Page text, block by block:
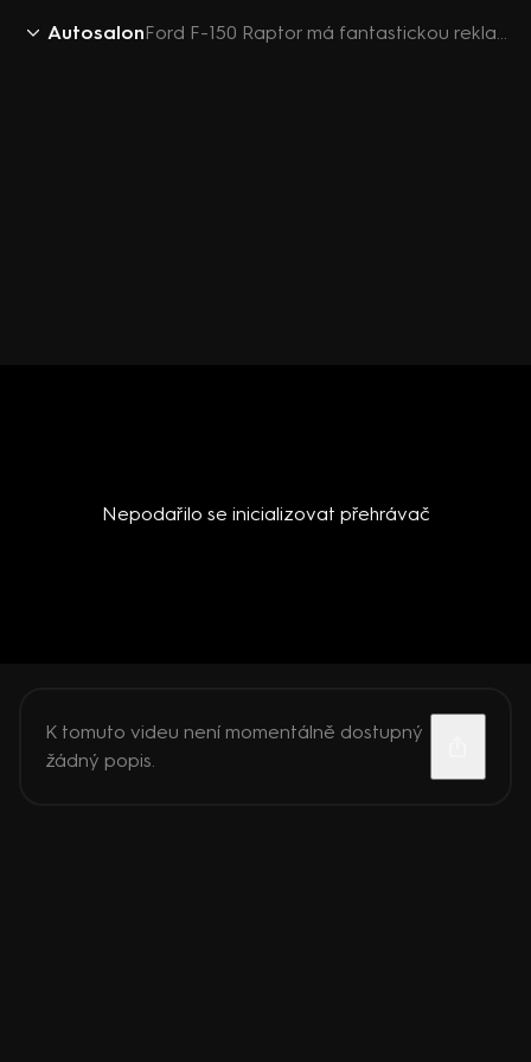
Autosalon Ford F-150 Raptor má fantastickou reklamu
Nepodařilo se inicializovat přehrávač
K tomuto videu není momentálně dostupný
žádný popis.